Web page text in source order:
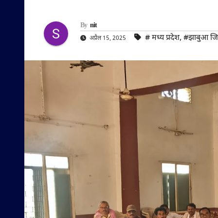
By nit
अप्रैल 15, 2025 #‌ मध्य प्रदेश, #झाबुआ